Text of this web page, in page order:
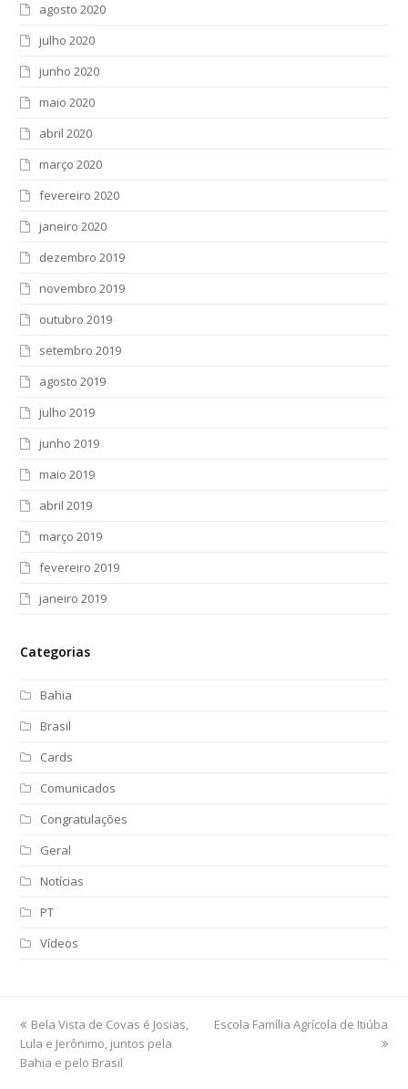
agosto 2020
julho 2020
junho 2020
maio 2020
abril 2020
março 2020
fevereiro 2020
janeiro 2020
dezembro 2019
novembro 2019
outubro 2019
setembro 2019
agosto 2019
julho 2019
junho 2019
maio 2019
abril 2019
março 2019
fevereiro 2019
janeiro 2019
Categorias
Bahia
Brasil
Cards
Comunicados
Congratulações
Geral
Notícias
PT
Vídeos
previous
post:
Bela Vista de Covas é Josias,
Lula e Jerônimo, juntos pela
Bahia e pelo Brasil
next
Escola Família Agrícola de Itiúba